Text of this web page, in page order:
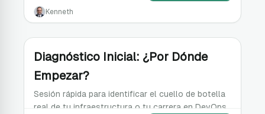
Kenneth
Diagnóstico Inicial: ¿Por Dónde
Empezar?
Sesión rápida para identificar el cuello de botella
real de tu infraestructura o tu carrera en DevOps.